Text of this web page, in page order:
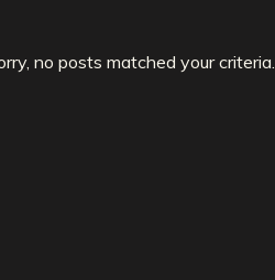
no posts matched your criteria.